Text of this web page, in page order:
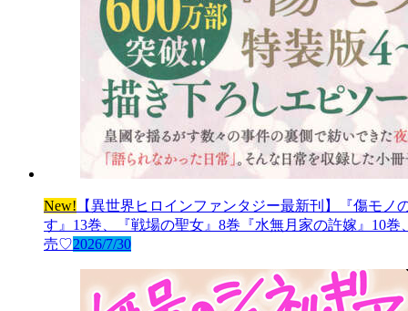
New! 【異世界ヒロインファンタジー最新刊】『傷モ
す』13巻、『戦場の聖女』8巻『水無月家の許嫁』10
売♡2026/7/30